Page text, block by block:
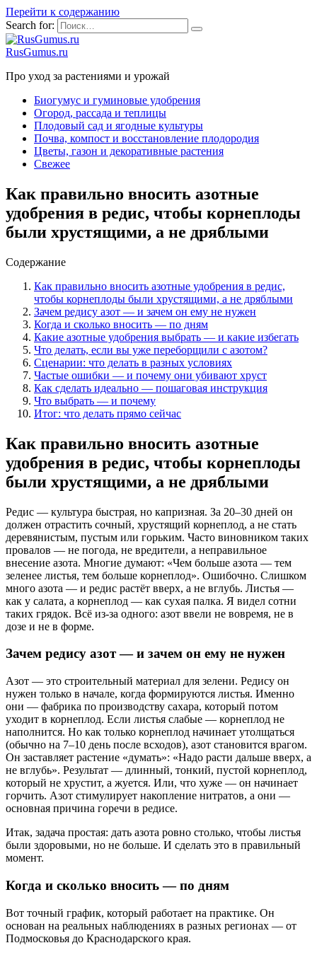
Перейти к содержанию
Search for:
RusGumus.ru
Про уход за растениями и урожай
Биогумус и гуминовые удобрения
Огород, рассада и теплицы
Плодовый сад и ягодные культуры
Почва, компост и восстановление плодородия
Цветы, газон и декоративные растения
Свежее
Как правильно вносить азотные
удобрения в редис, чтобы корнеплоды
были хрустящими, а не дряблыми
Содержание
Как правильно вносить азотные удобрения в редис,
чтобы корнеплоды были хрустящими, а не дряблыми
Зачем редису азот — и зачем он ему не нужен
Когда и сколько вносить — по дням
Какие азотные удобрения выбрать — и какие избегать
Что делать, если вы уже переборщили с азотом?
Сценарии: что делать в разных условиях
Частые ошибки — и почему они убивают хруст
Как сделать идеально — пошаговая инструкция
Что выбрать — и почему
Итог: что делать прямо сейчас
Как правильно вносить азотные
удобрения в редис, чтобы корнеплоды
были хрустящими, а не дряблыми
Редис — культура быстрая, но капризная. За 20–30 дней он
должен отрастить сочный, хрустящий корнеплод, а не стать
деревянистым, пустым или горьким. Часто виновником таких
провалов — не погода, не вредители, а неправильное
внесение азота. Многие думают: «Чем больше азота — тем
зеленее листья, тем больше корнеплод». Ошибочно. Слишком
много азота — и редис растёт вверх, а не вглубь. Листья —
как у салата, а корнеплод — как сухая палка. Я видел сотни
таких грядок. Всё из-за одного: азот ввели не вовремя, не в
дозе и не в форме.
Зачем редису азот — и зачем он ему не нужен
Азот — это строительный материал для зелени. Редису он
нужен только в начале, когда формируются листья. Именно
они — фабрика по производству сахара, который потом
уходит в корнеплод. Если листья слабые — корнеплод не
наполнится. Но как только корнеплод начинает утолщаться
(обычно на 7–10 день после всходов), азот становится врагом.
Он заставляет растение «думать»: «Надо расти дальше вверх, а
не вглубь». Результат — длинный, тонкий, пустой корнеплод,
который не хрустит, а жуется. Или, что хуже — он начинает
горчить. Азот стимулирует накопление нитратов, а они —
основная причина горечи в редисе.
Итак, задача простая: дать азота ровно столько, чтобы листья
были здоровыми, но не больше. И сделать это в правильный
момент.
Когда и сколько вносить — по дням
Вот точный график, который работает на практике. Он
основан на реальных наблюдениях в разных регионах — от
Подмосковья до Краснодарского края.